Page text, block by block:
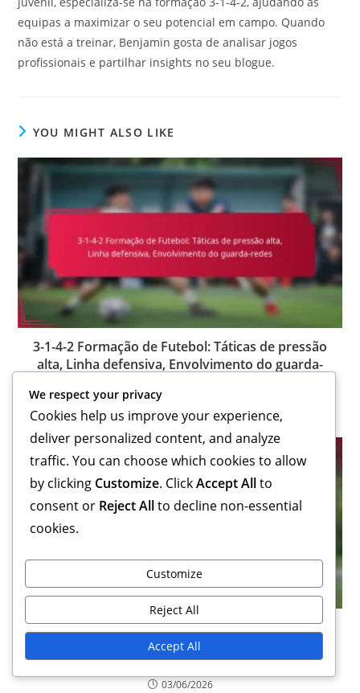
equipas a maximizar o seu potencial em campo. Quando
não está a treinar, Benjamin gosta de analisar jogos
profissionais e partilhar insights no seu blogue.
YOU MIGHT ALSO LIKE
3-1-4-2 Formação de Futebol: Táticas de pressão
alta, Linha defensiva, Envolvimento do guarda-
3-1-4-2 Formação de Futebol: Transições
defensivas, Corridas de recuperação, Faltas
táticas
03/06/2026
We respect your privacy
Cookies help us improve your experience,
deliver personalized content, and analyze
traffic. You can choose which cookies to allow
by clicking Customize. ClickAccept Allto
consent or Reject Allto decline non-essential
cookies.
Customize
Reject All
Accept All